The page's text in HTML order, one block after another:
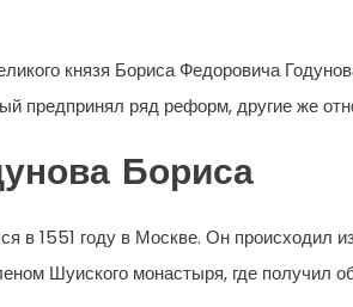
князя Бориса Федоровича
предпринял ряд реформ, другие же
Бориса
в 1551 году в Москве. Он происходил
Шуиского монастыря, где получил